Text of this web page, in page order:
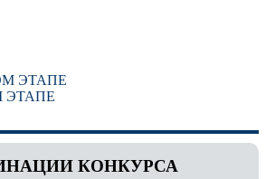
ЭТАПЕ
ЭТАПЕ
КОНКУРСА